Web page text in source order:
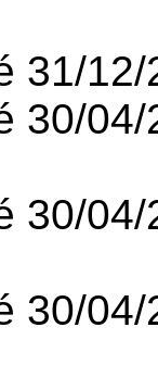
31/
30/
30/
30/